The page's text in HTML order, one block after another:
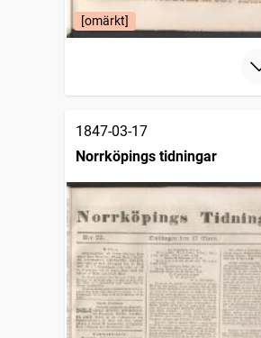
[omärkt]
1847-03-17
Norrköpings tidningar